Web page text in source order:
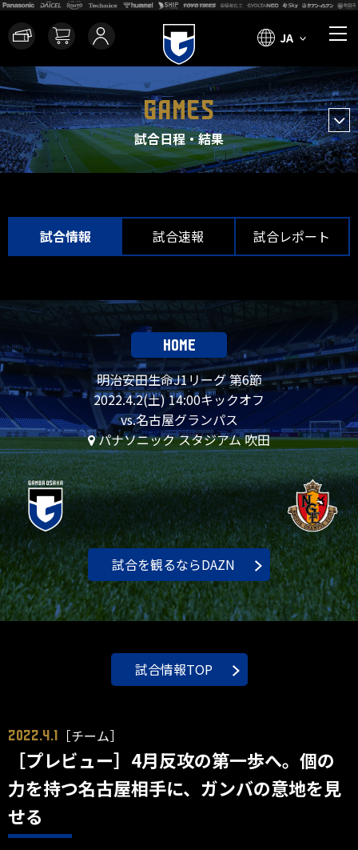
JA
GAMES
試合日程・結果
試合情報 試合速報 試合レポート
HOME
明治安田生命J1リーグ 第6節
2022.4.2(土) 14:00キックオフ
vs.名古屋グランパス
パナソニック スタジアム 吹田
試合を観るならDAZN
試合情報TOP
2022.4.1 ［チーム］
［プレビュー］4月反攻の第一歩へ。個の
力を持つ名古屋相手に、ガンバの意地を見
せる